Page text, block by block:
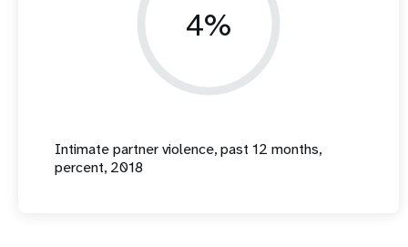
4%
Intimate partner violence, past 12 months,
percent, 2018